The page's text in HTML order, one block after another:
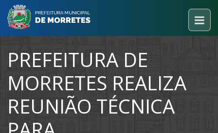
PREFEITURA DE
MORRETES REALIZA
REUNIÃO TÉCNICA